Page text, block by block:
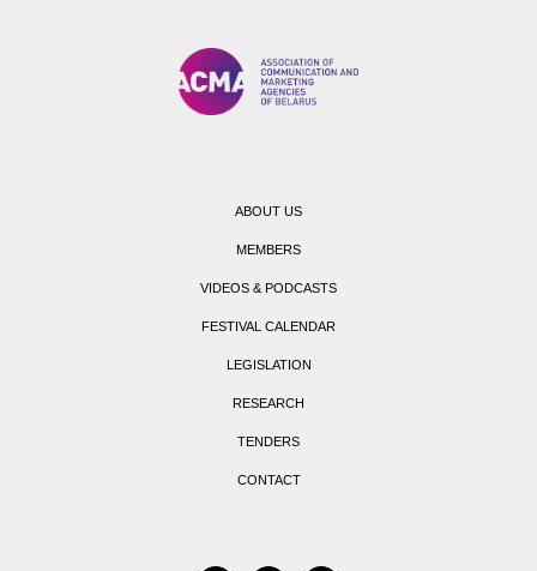
ABOUT US
MEMBERS
VIDEOS & PODCASTS
FESTIVAL CALENDAR
LEGISLATION
RESEARCH
TENDERS
CONTACT